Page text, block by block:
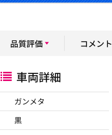
品質評価 コメント
車両詳細
ガンメタ
黒